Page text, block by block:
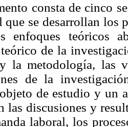
consta de cinco
que se desarrollan los
enfoques teóricos
de la
la metodología, las
de la
de estudio y un
las discusiones y
laboral, los